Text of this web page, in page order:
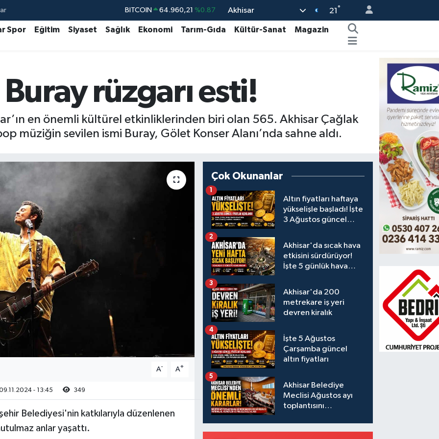
DOLAR 47,7436 %0.18
EURO 55,2510 %0.32
BITCOIN 64.960,21 %0.87
Akhisar 21 °
Spor Eğitim Siyaset Sağlık Ekonomi Tarım-Gıda Kültür-Sanat
Magazin
rüzgarı esti!
en önemli kültürel etkinliklerinden biri olan 565. Akhisar Çağlak
müziğin sevilen ismi Buray, Gölet Konser Alanı’nda sahne aldı.
A- A+
- 13:45 349
Belediyesi'nin katkılarıyla düzenlenen
anlar yaşattı.
Çok Okunanlar
Altın fiyatları haftaya
yükselişle başladı! İşte
3 Ağustos güncel
1
Akhisar'da sıcak hava
etkisini sürdürüyor!
İşte 5 günlük hava
2
Akhisar'da 200
metrekare iş yeri
devren kiralık
3
İşte 5 Ağustos
Çarşamba güncel
altın fiyatları
4
Akhisar Belediye
Meclisi Ağustos ayı
toplantısını
5